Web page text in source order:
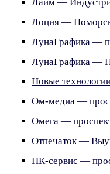
Лоция —
ЛунаГрафика —
ЛунаГрафика —
Новые
Ом-медиа —
Омега —
Отпечаток —
ПК-сервис —